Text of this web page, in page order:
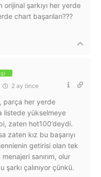
orijinal şarkıyı her yerde
chart başarıları???
2 ay önce
parça her yerde
listede yükselmeye
zaten hot100’deydi.
zaten kız bu başarıyı
getirisi olan tek
sanırım, olur
şarkı çalınıyor çünkü.